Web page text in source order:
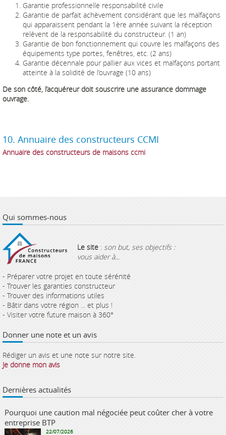
Garantie professionnelle responsabilité civile
Garantie de parfait achèvement considérant que les malfaçons
qui apparaissent pendant la 1ère année suivant la réception
relèvent de la responsabilité du constructeur. (1 an)
Garantie de bon fonctionnement qui couvre les malfaçons des
équipements type portes, fenêtres, etc. (2 ans)
Garantie décennale pour pallier aux vices et malfaçons portant
atteinte à la solidité de l’ouvrage (10 ans)
De son côté, l’acquéreur doit souscrire une assurance dommage
ouvrage.
10. Annuaire des constructeurs CCMI
Annuaire des constructeurs de maisons ccmi
Qui sommes-nous
Le site : son but, ses objectifs :
vous aider à...
- Préparer votre projet en toute sérénité
- Trouver les garanties constructeur
- Trouver des informations utiles
- Bâtir dans votre région ... et plus !
- Visiter votre future maison à 360°
Donner une note et un avis
Rédiger un avis et une note sur notre site.
Je donne mon avis
Dernières actualités
Pourquoi une caution mal négociée peut coûter cher à votre
entreprise BTP
22/07/2026